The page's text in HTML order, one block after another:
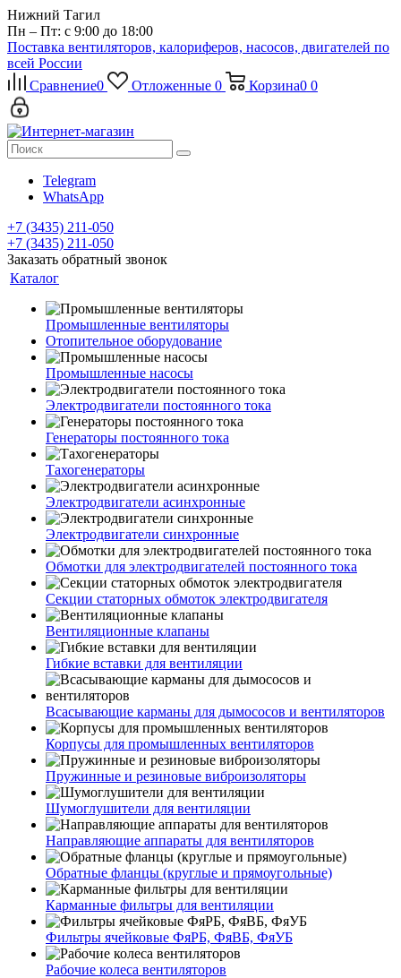
Нижний Тагил
Пн – Пт: с 9:00 до 18:00
Поставка вентиляторов, калориферов, насосов, двигателей по
всей России
Сравнение0 Отложенные 0 Корзина0 0
Telegram
WhatsApp
+7 (3435) 211-050
+7 (3435) 211-050
Заказать обратный звонок
Каталог
Промышленные вентиляторы
Отопительное оборудование
Промышленные насосы
Электродвигатели постоянного тока
Генераторы постоянного тока
Тахогенераторы
Электродвигатели асинхронные
Электродвигатели синхронные
Обмотки для электродвигателей постоянного тока
Секции статорных обмоток электродвигателя
Вентиляционные клапаны
Гибкие вставки для вентиляции
Всасывающие карманы для дымососов и вентиляторов
Корпусы для промышленных вентиляторов
Пружинные и резиновые виброизоляторы
Шумоглушители для вентиляции
Направляющие аппараты для вентиляторов
Обратные фланцы (круглые и прямоугольные)
Карманные фильтры для вентиляции
Фильтры ячейковые ФяРБ, ФяВБ, ФяУБ
Рабочие колеса вентиляторов